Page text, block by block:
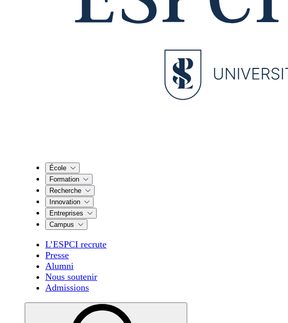
École
Formation
Recherche
Innovation
Entreprises
Campus
L’ESPCI recrute
Presse
Alumni
Nous soutenir
Admissions